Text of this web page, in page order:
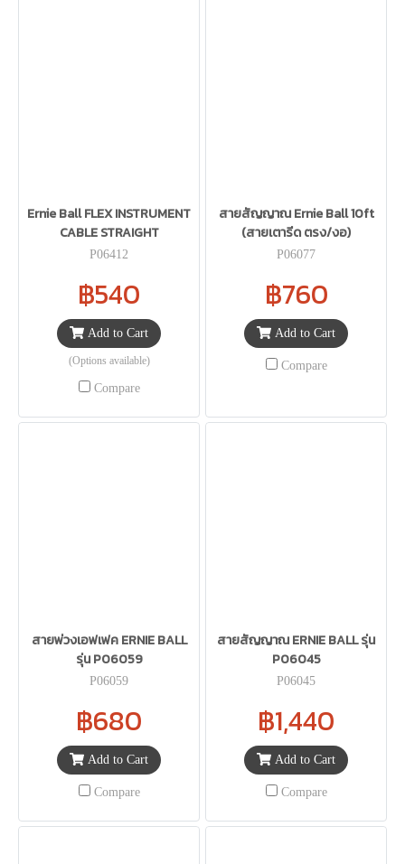
Ernie Ball FLEX INSTRUMENT
CABLE STRAIGHT
P06412
฿540
Add to Cart
(Options available)
Compare
สายสัญญาณ Ernie Ball 10ft
(สายเตารีด ตรง/งอ)
P06077
฿760
Add to Cart
Compare
สายพ่วงเอฟเฟค ERNIE BALL
รุ่น P06059
P06059
฿680
Add to Cart
Compare
สายสัญญาณ ERNIE BALL รุ่น
P06045
P06045
฿1,440
Add to Cart
Compare